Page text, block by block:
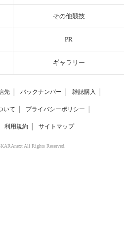
その他競技
PR
ギャラリー
先 バックナンバー 雑誌購入
いて プライバシーポリシー
利用規約 サイトマップ
All Rights Reserved.